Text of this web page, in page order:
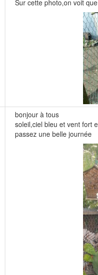
Sur cette photo,on voit
bonjour à tous
soleil,ciel bleu et vent fort
passez une belle journée